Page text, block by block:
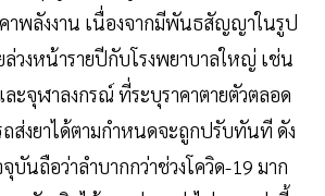
คาพลังงาน เนื่องจากมีพันธสัญญาในรูป
งหน้ารายปีกับโรงพยาบาลใหญ่ เช่น
ละจุฬาลงกรณ์ ที่ระบุราคาตายตัวตลอด
ส่งยาได้ตามกำหนดจะถูกปรับทันที ดัง
นถือว่าลำบากกว่าช่วงโควิด-19 มาก